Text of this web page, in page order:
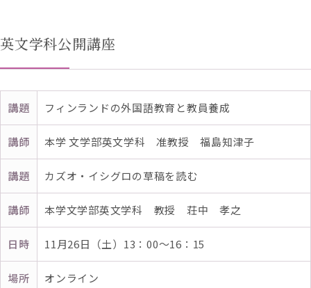
英文学科公開講座
講題 フィンランドの外国語教育と教員養成
講師 本学 文学部英文学科 准教授 福島知津子
講題 カズオ・イシグロの草稿を読む
講師 本学文学部英文学科 教授 荘中 孝之
日時 11月26日（土）13：00～16：15
場所 オンライン